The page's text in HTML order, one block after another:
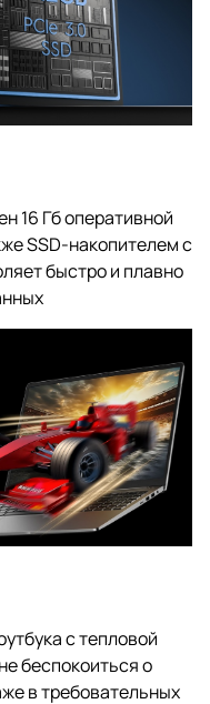
16 Гб оперативной
SSD-накопителем с
быстро и плавно
с тепловой
беспокоиться о
в требовательных